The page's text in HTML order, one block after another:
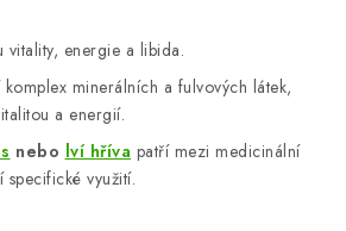
vitality, energie a libida.
minerálních a fulvových látek,
a energií.
nebo lví hříva patří mezi medicinální
specifické využití.